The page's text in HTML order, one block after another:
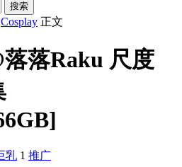
搜索
Cosplay 正文
落Raku 尺度
乳 1 推广